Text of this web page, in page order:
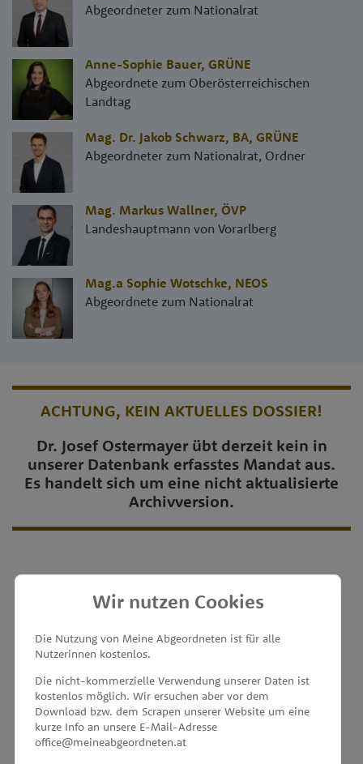
Abgeordneter zum Nationalrat
Anne-Sophie Bauer, GRÜNE
Abgeordnete zum Oberösterreichischen
Landtag
Mag. Dr. Jakob Schwarz, BA, GRÜNE
Abgeordneter zum Nationalrat, Ordner
Mag. Markus Wallner, ÖVP
Landeshauptmann von Vorarlberg
Mag.a Sophie Wotschke, NEOS
Abgeordnete zum Nationalrat
ACHTUNG, KEIN AKTUELLES DOSSIER!
Dr. Josef Ostermayer übt derzeit kein in
unserer Datenbank erfasstes Mandat aus.
Es handelt sich um eine nicht aktualisierte
Archivversion.
MEINE ABGEORDNETEN
unterstützt von
Wir nutzen Cookies
Die Nutzung von Meine Abgeordneten ist für alle
Nutzerinnen kostenlos.
Die nicht-kommerzielle Verwendung unserer Daten ist
kostenlos möglich. Wir ersuchen aber vor dem
Download bzw. dem Scrapen unserer Website um eine
kurze Info an unsere E-Mail-Adresse
office@meineabgeordneten.at